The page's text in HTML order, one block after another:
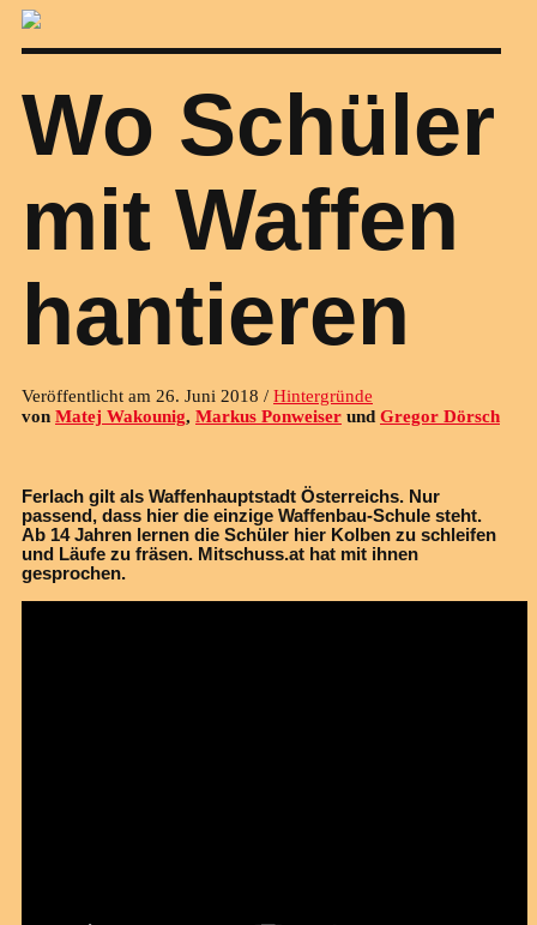
Wo Schüler
mit Waffen
hantieren
Veröffentlicht am 26. Juni 2018
Hintergründe
von Matej Wakounig, Markus Ponweiser und Gregor Dörsch
Ferlach gilt als Waffenhauptstadt Österreichs. Nur
passend, dass hier die einzige Waffenbau-Schule steht.
Ab 14 Jahren lernen die Schüler hier Kolben zu schleifen
und Läufe zu fräsen. Mitschuss.at hat mit ihnen
gesprochen.